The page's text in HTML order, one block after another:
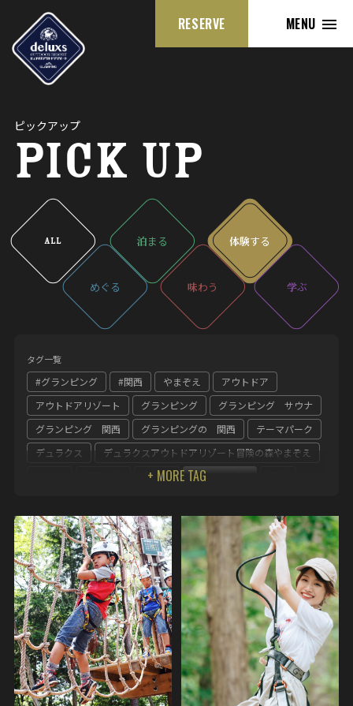
RESERVE MENU
ピックアップ
PICK UP
ALL 泊まる 体験する
めぐる 味わう 学ぶ
タグ一覧
#グランピング #関西 やまぞえ
アウトドア
アウトドアリゾート
グランピング
グランピング サウナ
グランピング 関西
グランピングの 関西
テーマパーク
デュラクス
デュラクスアウトドアリゾート冒険の森やまぞえ
奈良県 整う サウナ